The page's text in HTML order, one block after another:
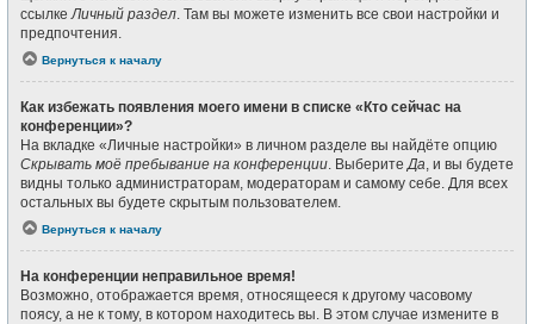
ссылкеЛичный раздел. Там вы можете изменить все свои настройки и
предпочтения.
Вернуться к началу
Как избежать появления моего имени в списке «Кто сейчас на
конференции»?
На вкладке «Личные настройки» в личном разделе вы найдёте опцию
Скрывать моё пребывание на конференции. ВыберитеДа, и вы будете
видны только администраторам, модераторам и самому себе. Для всех
остальных вы будете скрытым пользователем.
Вернуться к началу
На конференции неправильное время!
Возможно, отображается время, относящееся к другому часовому
поясу, а не к тому, в котором находитесь вы. В этом случае измените в